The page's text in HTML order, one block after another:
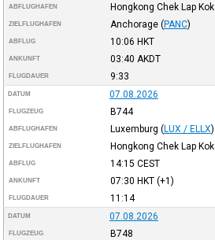
ABFLUGHAFEN Hongkong Chek Lap Kok
ZIELFLUGHAFEN Anchorage (PANC)
ABFLUG 10:06 HKT
ANKUNFT 03:40 AKDT
FLUGDAUER 9:33
DATUM 07.08.2026
FLUGZEUG B744
ABFLUGHAFEN Luxemburg (LUX / ELLX)
ZIELFLUGHAFEN Hongkong Chek Lap Kok
ABFLUG 14:15 CEST
ANKUNFT 07:30 HKT(+1)
FLUGDAUER 11:14
DATUM 07.08.2026
FLUGZEUG B748